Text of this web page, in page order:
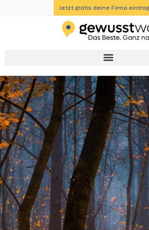
Jetzt gratis deine Firma